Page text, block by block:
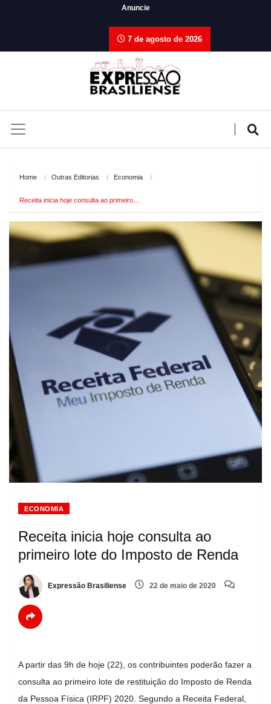
Anuncie
7 de agosto de 2026
Home Outras Editorias Economia
Receita inicia hoje consulta ao primeiro…
ECONOMIA
Receita inicia hoje consulta ao
primeiro lote do Imposto de Renda
Expressão Brasiliense 22 de maio de 2020
A partir das 9h de hoje (22), os contribuintes poderão fazer a
consulta ao primeiro lote de restituição do Imposto de Renda
da Pessoa Física (IRPF) 2020. Segundo a Receita Federal,